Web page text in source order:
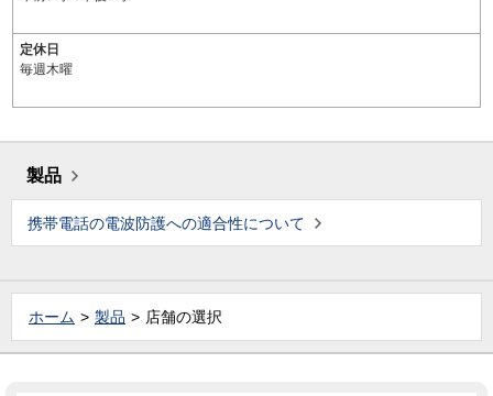
定休日
毎週木曜
製品
携帯電話の電波防護への適合性について
ホーム 製品 店舗の選択